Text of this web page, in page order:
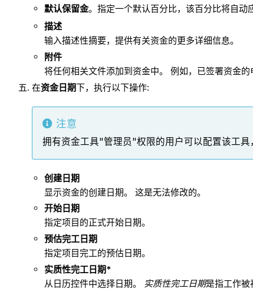
默认保留金。指定一个默认百分比，该百分比将自动
描述
输入描述性摘要，提供有关资金的更多详细信息。
附件
将任何相关文件添加到资金中。 例如，已签署资金的
在资金日期下，执行以下操作:
注意
拥有资金工具"管理员"权限的用户可以配置该工
创建日期
显示资金的创建日期。 这是无法修改的。
开始日期
指定项目的正式开始日期。
预估完工日期
指定项目完工的预估日期。
实质性完工日期*
从日历控件中选择日期。 实质性完工日期是指工作